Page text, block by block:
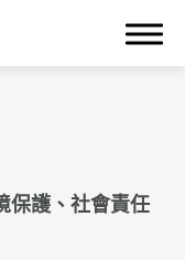
保護、社會責任
簡體中文